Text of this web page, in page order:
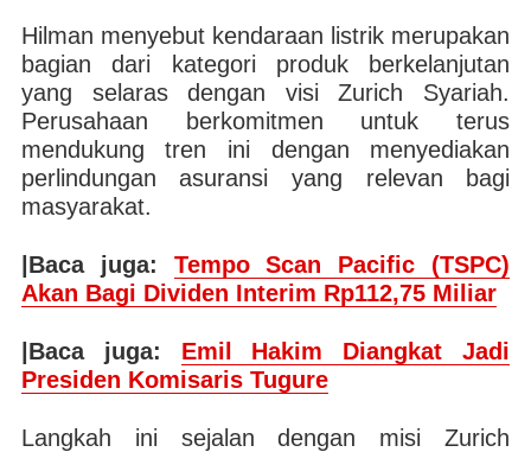
Hilman menyebut kendaraan listrik merupakan
bagian dari kategori produk berkelanjutan
yang selaras dengan visi Zurich Syariah.
Perusahaan berkomitmen untuk terus
mendukung tren ini dengan menyediakan
perlindungan asuransi yang relevan bagi
masyarakat.
|Baca juga: Tempo Scan Pacific (TSPC)
Akan Bagi Dividen Interim Rp112,75 Miliar
|Baca juga: Emil Hakim Diangkat Jadi
Presiden Komisaris Tugure
Langkah ini sejalan dengan misi Zurich